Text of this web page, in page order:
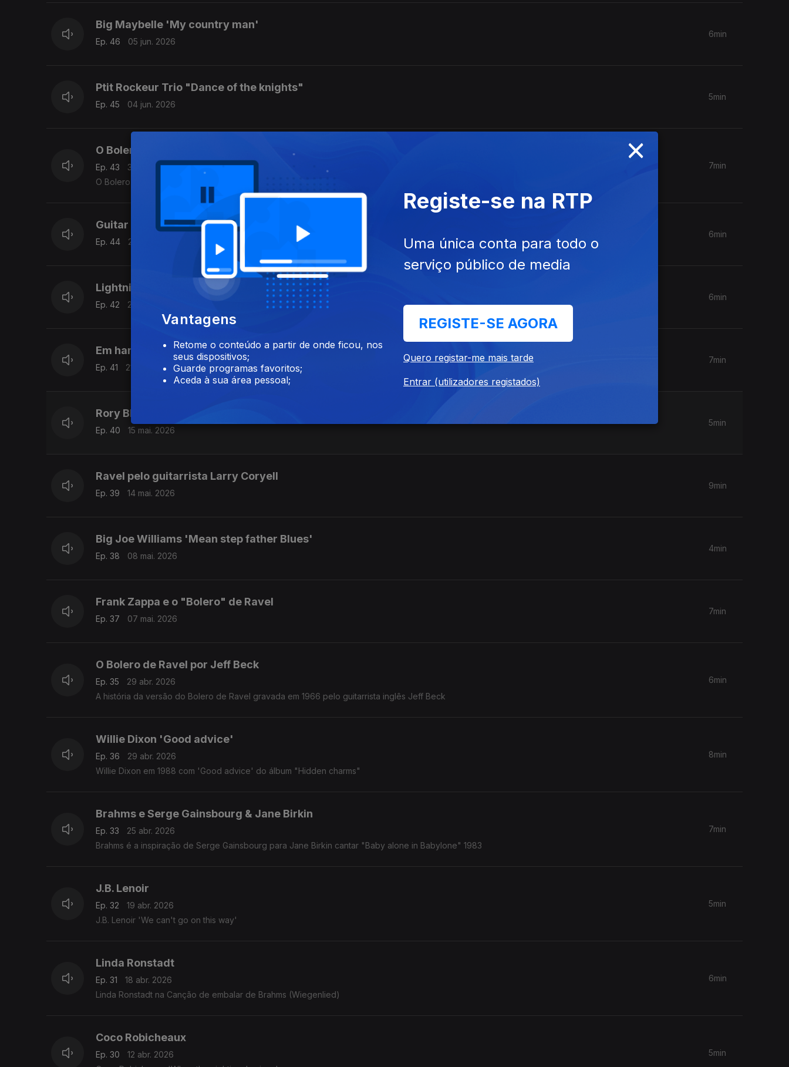
Big Maybelle 'My country man'
Ep. 46 05 jun. 2026
6min
Ptit Rockeur Trio "Dance of the knights"
Ep. 45 04 jun. 2026
5min
O Bolero de Ravel e MIchael Fix
Ep. 43
30 mai. 2026
O Bolero de Ravel ao estilo fingerpicking por MIchael Fix
7min
Guitar Shorty 'Get busy'
Ep. 44 29 mai. 2026
6min
Lightnin' Hopkins 'Goin' back to Florida'
Ep. 42 22 mai. 2026
6min
Em harmónica, Larry Adler com Ravel
Ep. 41 21 mai. 2026
7min
Rory Block & The Persuasions 'God's gift to women'
Ep. 40 15 mai. 2026
5min
Ravel pelo guitarrista Larry Coryell
Ep. 39 14 mai. 2026
9min
Big Joe Williams 'Mean step father Blues'
Ep. 38 08 mai. 2026
4min
Frank Zappa e o "Bolero" de Ravel
Ep. 37 07 mai. 2026
7min
O Bolero de Ravel por Jeff Beck
Ep. 35
29 abr. 2026
A história da versão do Bolero de Ravel gravada em 1966 pelo guitarrista inglês Jeff Beck
6min
Willie Dixon 'Good advice'
Ep. 36
29 abr. 2026
Willie Dixon em 1988 com 'Good advice' do álbum "Hidden charms"
8min
Brahms e Serge Gainsbourg & Jane Birkin
Ep. 33
25 abr. 2026
Brahms é a inspiração de Serge Gainsbourg para Jane Birkin cantar "Baby alone in Babylone" 1983
7min
J.B. Lenoir
Ep. 32
19 abr. 2026
J.B. Lenoir 'We can't go on this way'
5min
Linda Ronstadt
Ep. 31
18 abr. 2026
Linda Ronstadt na Canção de embalar de Brahms (Wiegenlied)
6min
Coco Robicheaux
Ep. 30
12 abr. 2026
5min
×
Vantagens
Retome o conteúdo a partir de onde ficou, nos
seus dispositivos;
Guarde programas favoritos;
Aceda à sua área pessoal;
Registe-se na RTP
Uma única conta para todo o
serviço público de media
REGISTE-SE AGORA
Quero registar-me mais tarde
Entrar (utilizadores registados)